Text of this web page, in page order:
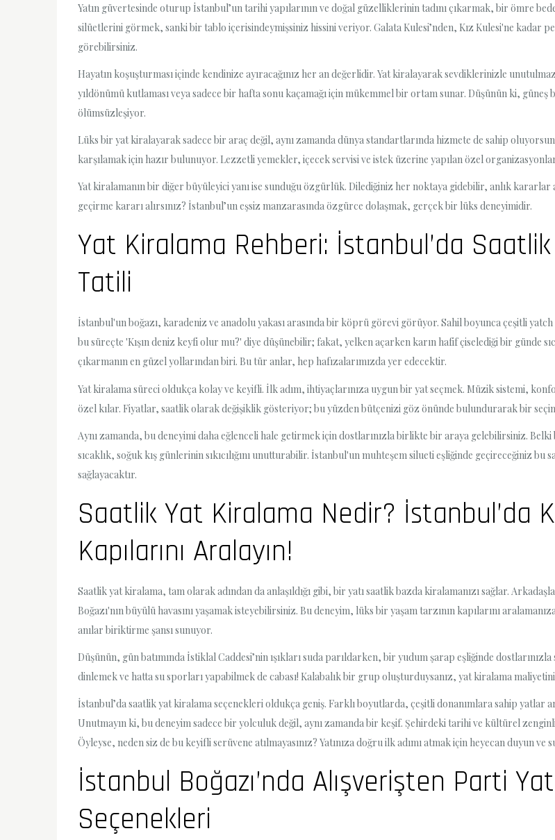
Yatın güvertesinde oturup İstanbul’un tarihi yapılarının ve doğal güzelliklerinin tadını çıkarmak, bir ömre
silüetlerini görmek, sanki bir tablo içerisindeymişsiniz hissini veriyor. Galata Kulesi’nden, Kız Kulesi'ne kadar
görebilirsiniz.
Hayatın koşuşturması içinde kendinize ayıracağınız her an değerlidir. Yat kiralayarak sevdiklerinizle
yıldönümü kutlaması veya sadece bir hafta sonu kaçamağı için mükemmel bir ortam sunar. Düşünün ki,
ölümsüzleşiyor.
Lüks bir yat kiralayarak sadece bir araç değil, aynı zamanda dünya standartlarında hizmete de sahip
karşılamak için hazır bulunuyor. Lezzetli yemekler, içecek servisi ve istek üzerine yapılan özel
Yat kiralamanın bir diğer büyüleyici yanı ise sunduğu özgürlük. Dilediğiniz her noktaya gidebilir, anlık
geçirme kararı alırsınız? İstanbul’un eşsiz manzarasında özgürce dolaşmak, gerçek bir lüks deneyimidir.
Yat Kiralama Rehberi: İstanbul’da Saatlik
Tatili
İstanbul'un boğazı, karadeniz ve anadolu yakası arasında bir köprü görevi görüyor. Sahil boyunca çeşitli
bu süreçte 'Kışın deniz keyfi olur mu?' diye düşünebilir; fakat, yelken açarken karın hafif çiselediği bir günde
çıkarmanın en güzel yollarından biri. Bu tür anlar, hep hafızalarımızda yer edecektir.
Yat kiralama süreci oldukça kolay ve keyifli. İlk adım, ihtiyaçlarınıza uygun bir yat seçmek. Müzik sistemi,
özel kılar. Fiyatlar, saatlik olarak değişiklik gösteriyor; bu yüzden bütçenizi göz önünde bulundurarak bir
Aynı zamanda, bu deneyimi daha eğlenceli hale getirmek için dostlarınızla birlikte bir araya gelebilirsiniz.
sıcaklık, soğuk kış günlerinin sıkıcılığını unutturabilir. İstanbul'un muhteşem silueti eşliğinde geçireceğiniz
sağlayacaktır.
Saatlik Yat Kiralama Nedir? İstanbul’da
Kapılarını Aralayın!
Saatlik yat kiralama, tam olarak adından da anlaşıldığı gibi, bir yatı saatlik bazda kiralamanızı sağlar.
Boğazı'nın büyülü havasını yaşamak isteyebilirsiniz. Bu deneyim, lüks bir yaşam tarzının kapılarını
anılar biriktirme şansı sunuyor.
Düşünün, gün batımında İstiklal Caddesi’nin ışıkları suda parıldarken, bir yudum şarap eşliğinde
dinlemek ve hatta su sporları yapabilmek de cabası! Kalabalık bir grup oluşturduysanız, yat kiralama
İstanbul’da saatlik yat kiralama seçenekleri oldukça geniş. Farklı boyutlarda, çeşitli donanımlara sahip yatlar
Unutmayın ki, bu deneyim sadece bir yolculuk değil, aynı zamanda bir keşif. Şehirdeki tarihi ve kültürel
Öyleyse, neden siz de bu keyifli serüvene atılmayasınız? Yatınıza doğru ilk adımı atmak için heyecan duyun ve
İstanbul Boğazı’nda Alışverişten Parti
Seçenekleri